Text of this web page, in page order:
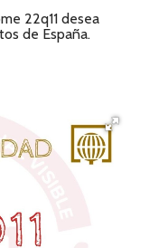
22q11 desea
de España.